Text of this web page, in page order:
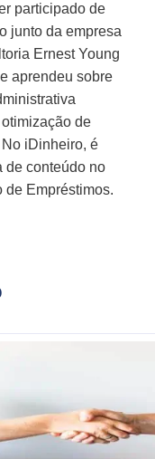
participado de
junto da empresa
Ernest Young
aprendeu sobre
de
iDinheiro, é
de conteúdo no
de Empréstimos.